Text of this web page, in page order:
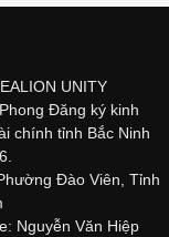
UNITY
Đăng ký kinh
chính tỉnh Bắc Ninh
Đào Viên, Tỉnh
Nguyễn Văn Hiệp